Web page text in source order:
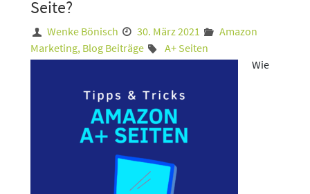
Seite?
Wenke Bönisch 30. März 2021
Amazon
Marketing, Blog Beiträge
A+ Seiten
Wie